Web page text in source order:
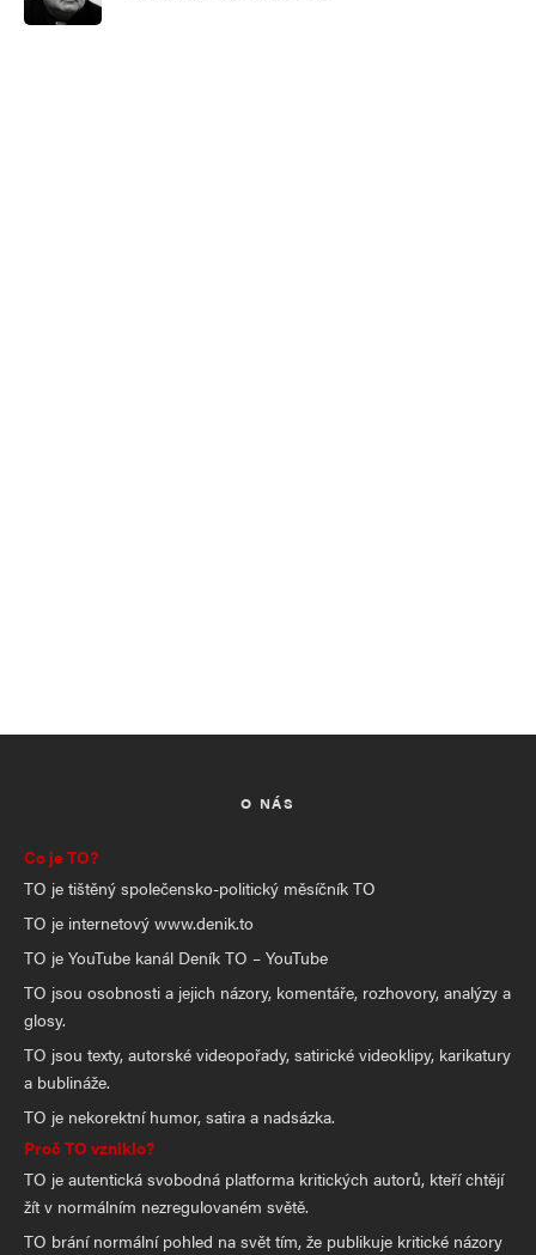
O NÁS
Co je TO?
TO je tištěný společensko-politický měsíčník TO
TO je internetový www.denik.to
TO je YouTube kanál Deník TO – YouTube
TO jsou osobnosti a jejich názory, komentáře, rozhovory, analýzy a
glosy.
TO jsou texty, autorské videopořady, satirické videoklipy, karikatury
a bublináže.
TO je nekorektní humor, satira a nadsázka.
Proč TO vzniklo?
TO je autentická svobodná platforma kritických autorů, kteří chtějí
žít v normálním nezregulovaném světě.
TO brání normální pohled na svět tím, že publikuje kritické názory